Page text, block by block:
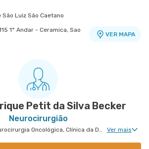
Luiz São Caetano
1° Andar - Ceramica, Sao
VER MAPA
nr. 3033 - Assuncao,
Petit da Silva Becker
Neurocirurgião
Cirurgia de Coluna, Neurocirurgia Oncológica, Clínica da Dor Geral, Neurocirurgia de Coluna, Neurocirurgia Pediátrica, Cirurgia Pediátrica de Coluna Ver mais